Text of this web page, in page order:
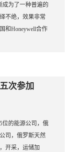
成为了一种普遍的
不绝，效果非常
和Honeywell合作
次参加
位的能源公司，俄
司，俄罗斯天然
开采，运储加